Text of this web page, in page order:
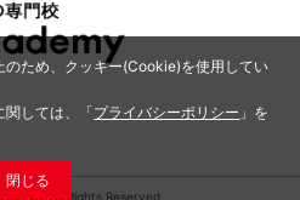
ため、クッキー(Cookie)を使用してい
しては、「プライバシーポリシー 」を
閉じる
All Rights Reserved.